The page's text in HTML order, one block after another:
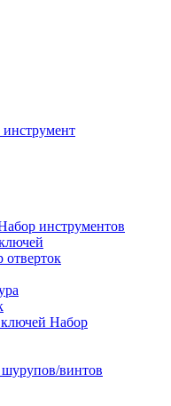
инструментов
отверток
Набор
шурупов/винтов